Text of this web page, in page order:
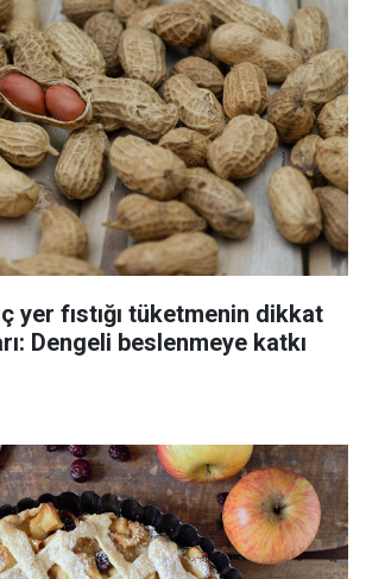
yer fıstığı tüketmenin dikkat
Dengeli beslenmeye katkı